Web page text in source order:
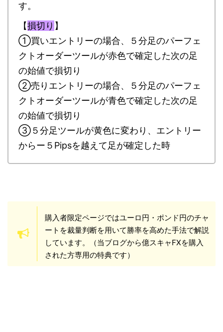
す。
【損切り 】
①買いエントリーの場合、５分足のパーフェ
クトオーダーツールが赤色で確定した次の足
の始値で損切り
②売りエントリーの場合、５分足のパーフェ
クトオーダーツールが青色で確定した次の足
の始値で損切り
③５分足ツールが黄色に変わり、エントリー
からー５Pipsを越えて足が確定した時
購入者限定ページではユーロ円・ポンド円のチャ
ートを裁量判断を用いて勝率を高めた手法で解説
しています。（当ブログから億スキャFXを購入
された方専用の特典です）